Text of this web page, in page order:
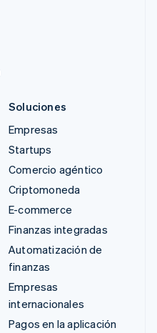
Soluciones
Empresas
Startups
Comercio agéntico
Criptomoneda
E-commerce
Finanzas integradas
Automatización de
finanzas
Empresas
internacionales
Pagos en la aplicación